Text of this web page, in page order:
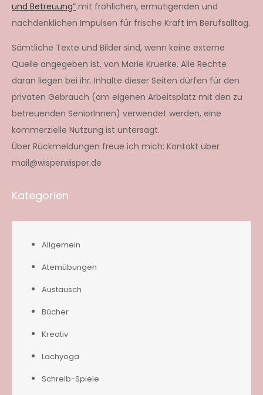
und Betreuung“ mit fröhlichen, ermutigenden und
nachdenklichen Impulsen für frische Kraft im Berufsalltag.
Sämtliche Texte und Bilder sind, wenn keine externe
Quelle angegeben ist, von Marie Krüerke. Alle Rechte
daran liegen bei ihr. Inhalte dieser Seiten dürfen für den
privaten Gebrauch (am eigenen Arbeitsplatz mit den zu
betreuenden SeniorInnen) verwendet werden, eine
kommerzielle Nutzung ist untersagt.
Über Rückmeldungen freue ich mich: Kontakt über
mail@wisperwisper.de
Kategorien
Allgemein
Atemübungen
Austausch
Bücher
Kreativ
Lachyoga
Schreib-Spiele